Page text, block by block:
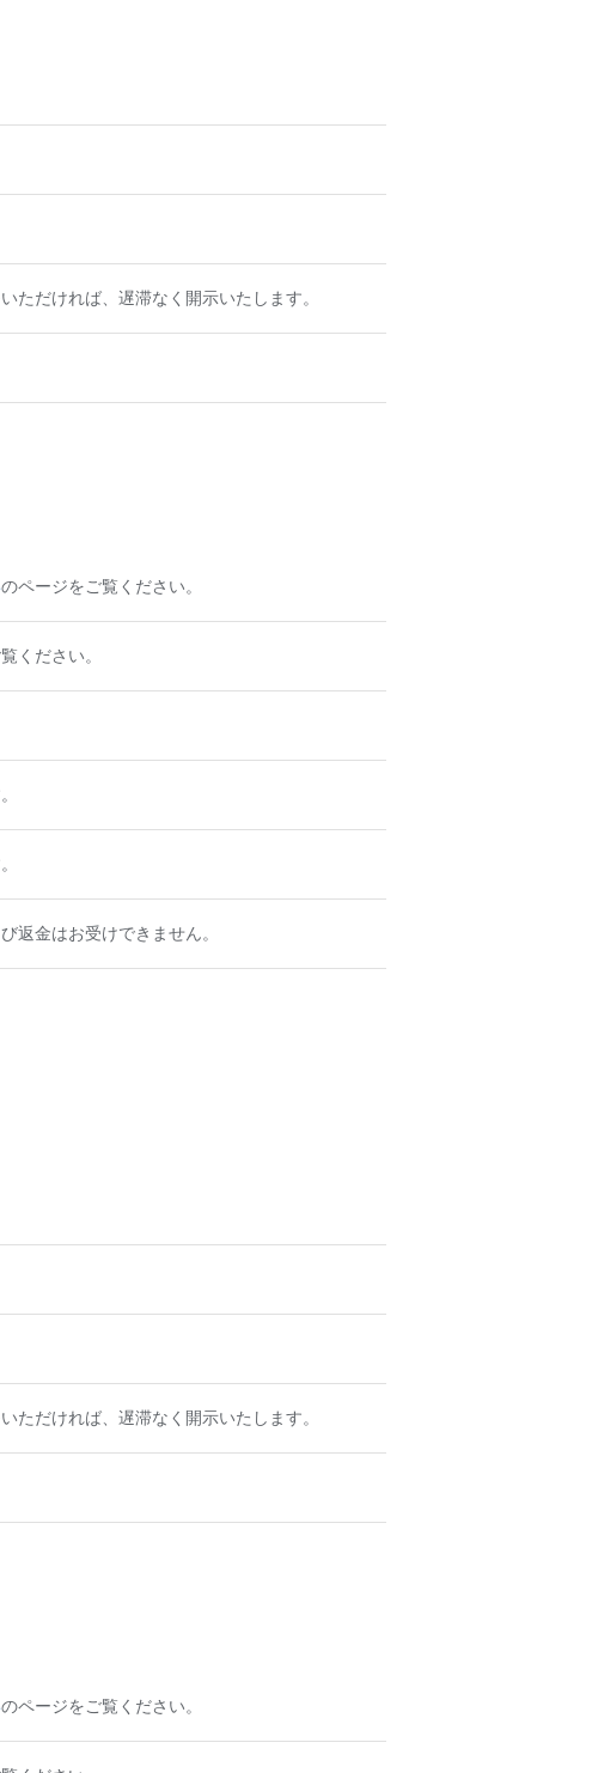
ただければ、遅滞なく開示いたします。
のページをご覧ください。
ください。
返金はお受けできません。
ただければ、遅滞なく開示いたします。
のページをご覧ください。